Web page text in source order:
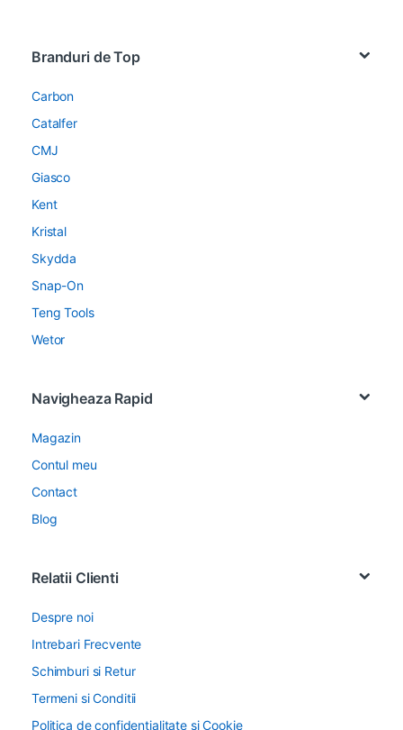
Branduri de Top
Carbon
Catalfer
CMJ
Giasco
Kent
Kristal
Skydda
Snap-On
Teng Tools
Wetor
Navigheaza Rapid
Magazin
Contul meu
Contact
Blog
Relatii Clienti
Despre noi
Intrebari Frecvente
Schimburi si Retur
Termeni si Conditii
Politica de confidentialitate si Cookie